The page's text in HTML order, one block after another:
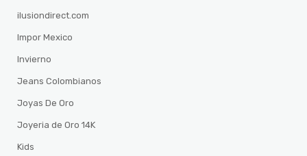
ilusiondirect.com
Impor Mexico
Invierno
Jeans Colombianos
Joyas De Oro
Joyeria de Oro 14K
Kids